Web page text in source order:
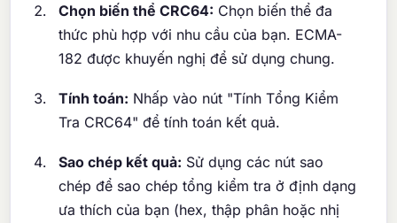
Chọn biến thể CRC64: Chọn biến thể đa
thức phù hợp với nhu cầu của bạn. ECMA-
182 được khuyến nghị để sử dụng chung.
Tính toán: Nhấp vào nút "Tính Tổng Kiểm
Tra CRC64" để tính toán kết quả.
Sao chép kết quả: Sử dụng các nút sao
chép để sao chép tổng kiểm tra ở định dạng
ưa thích của bạn (hex, thập phân hoặc nhị